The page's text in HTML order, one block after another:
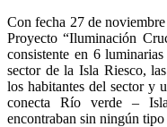
Con fecha 27 de
Proyecto “Iluminación
consistente en 6
sector de la Isla Riesco,
los habitantes del sector y
conecta Río verde –
encontraban sin ningún